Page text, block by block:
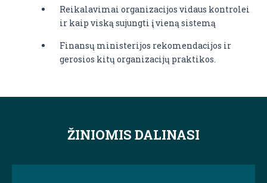
Reikalavimai organizacijos vidaus kontrolei
ir kaip viską sujungti į vieną sistemą
Finansų ministerijos rekomendacijos ir
gerosios kitų organizacijų praktikos.
ŽINIOMIS DALINASI